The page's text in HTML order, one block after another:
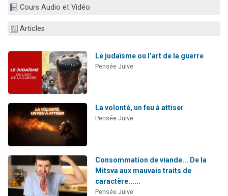
Il reste 49 places pour étudier en groupe sur Zoom
2 personnes viennent de nous rejoindre sur WhatsApp
Cours Audio et Vidéo
Articles
Le judaïsme ou l’art de la guerre
Pensée Juive
La volonté, un feu à attiser
Pensée Juive
Consommation de viande... De la
Mitsva aux mauvais traits de
caractère......
Pensée Juive